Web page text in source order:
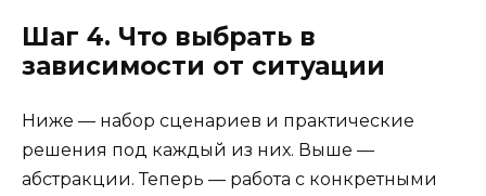
Шаг 4. Что выбрать в
зависимости от ситуации
Ниже — набор сценариев и практические
решения под каждый из них. Выше —
абстракции. Теперь — работа с конкретными